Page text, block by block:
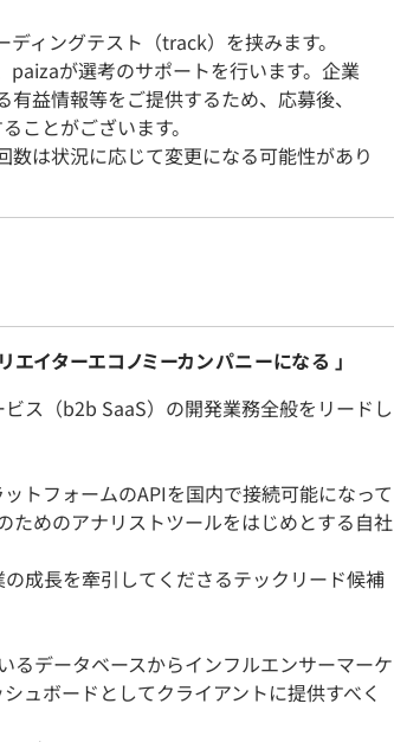
ィングテスト（track）を挟みます。
が選考のサポートを行います。企業
有益情報等をご提供するため、応募後、
ことがございます。
は状況に応じて変更になる可能性があり
イターエコノミーカンパニーになる 」
ス（b2b SaaS）の開発業務全般をリードし
トフォームのAPIを国内で接続可能になって
ためのアナリストツールをはじめとする自社
成長を牽引してくださるテックリード候補
るデータベースからインフルエンサーマーケ
ュボードとしてクライアントに提供すべく